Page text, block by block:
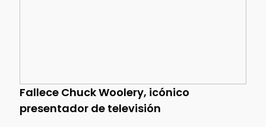
Fallece Chuck Woolery, icónico
presentador de televisión